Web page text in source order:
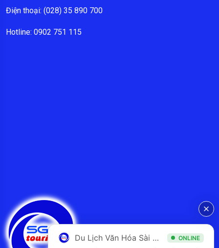
Điện thoại: (028) 35 890 700
Hotline: 0902 751 115
Du Lịch Văn Hóa Sài Gòn ONLINE